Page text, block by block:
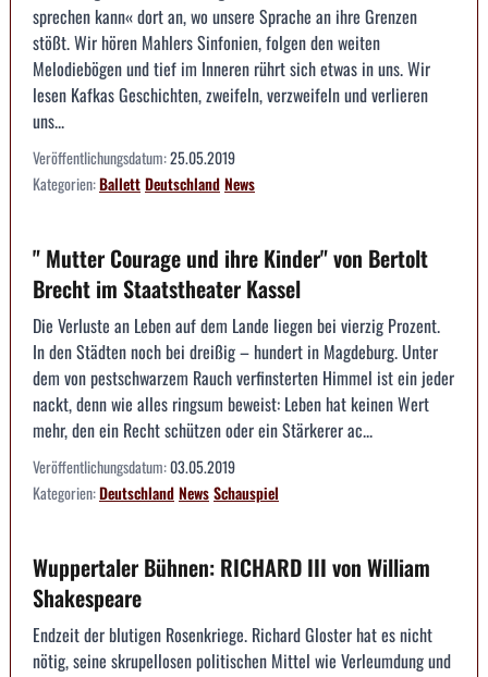
sprechen kann« dort an, wo unsere Sprache an ihre Grenzen
stößt. Wir hören Mahlers Sinfonien, folgen den weiten
Melodiebögen und tief im Inneren rührt sich etwas in uns. Wir
lesen Kafkas Geschichten, zweifeln, verzweifeln und verlieren
uns...
Veröffentlichungsdatum:25.05.2019
Kategorien:BallettDeutschlandNews
" Mutter Courage und ihre Kinder" von Bertolt
Brecht im Staatstheater Kassel
Die Verluste an Leben auf dem Lande liegen bei vierzig Prozent.
In den Städten noch bei dreißig – hundert in Magdeburg. Unter
dem von pestschwarzem Rauch verfinsterten Himmel ist ein jeder
nackt, denn wie alles ringsum beweist: Leben hat keinen Wert
mehr, den ein Recht schützen oder ein Stärkerer ac...
Veröffentlichungsdatum:03.05.2019
Kategorien:DeutschlandNewsSchauspiel
Wuppertaler Bühnen: RICHARD III von William
Shakespeare
Endzeit der blutigen Rosenkriege. Richard Gloster hat es nicht
nötig, seine skrupellosen politischen Mittel wie Verleumdung und